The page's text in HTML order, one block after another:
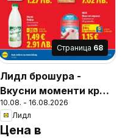
Cтраница 68
Лидл брошура -
Вкусни моменти край
грила
10.08. - 16.08.2026
Лидл
Цена в